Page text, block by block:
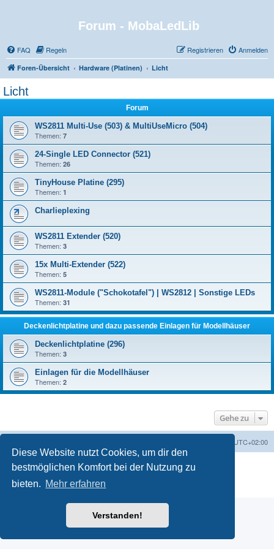
Diese Website nutzt Cookies, um dir den
bestmöglichen Komfort bei der Nutzung zu
bieten. Mehr erfahren
Verstanden!
Forum - MobaLedLib
FAQ Regeln Anmelden
Registrieren
Foren-Übersicht Hardware (Platinen) Licht
Licht
Forum
WS2811 Multi-Use (503) & MultiUseMicro (504)
Themen: 7
24-Single LED Connector (521)
Themen: 26
TinyHouse Platine (295)
Themen: 1
Charlieplexing
WS2811 Extender (520)
Themen: 3
15x Multi-Extender (522)
Themen: 5
WS2811-Module ("Schokotafel") | WS2812 | Sonstige LEDs
Themen: 31
Deckenlichtplatine und dazu passende Einlagen für Modellhäuser
Deckenlichtplatine (296)
Themen: 3
Einlagen für die Modellhäuser
Themen: 2
Gehe zu
UTC+02:00
Powered byphpBB ® Forum Software © phpBB Limited
phpBB.de
Datenschutz